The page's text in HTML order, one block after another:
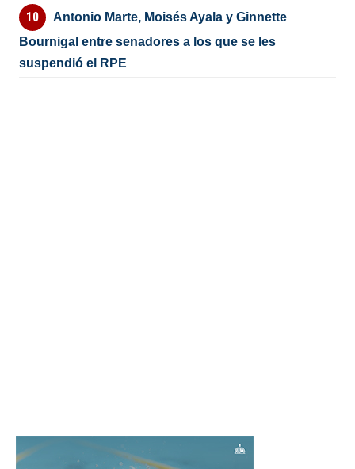
Antonio Marte, Moisés Ayala y Ginnette
Bournigal entre senadores a los que se les
suspendió el RPE